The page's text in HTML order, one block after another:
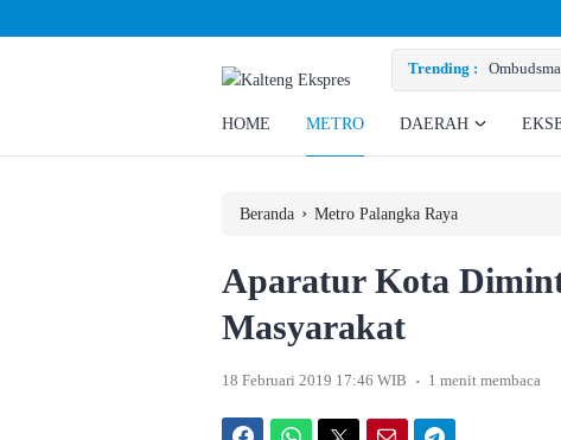
Trending :
HOME METRO DAERAH
Beranda › Metro Palangka Raya
Aparatur Kota
Masyarakat
18 Februari 2019 17:46 WIB . 1 menit membaca